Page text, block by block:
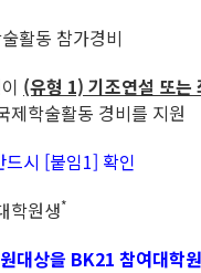
활동 참가경비
(유형 1) 기조연설 또는
제학술활동 경비를 지원
시 [붙임1] 확인
학원생*
대상을 BK21 참여대학